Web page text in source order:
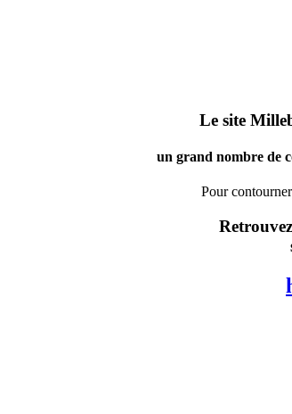
Le site
un grand nombre de
Pour